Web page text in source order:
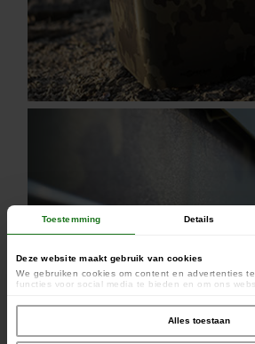
Toestemming Details
Deze website maakt gebruik van cookies
We gebruiken cookies om content en advertenties
functies voor social media te bieden en om ons
social media, adverteren en analyse. Deze partners
combineren met andere informatie die u aan ze
verzameld op basis van uw gebruik van hun services.
Alles toestaan